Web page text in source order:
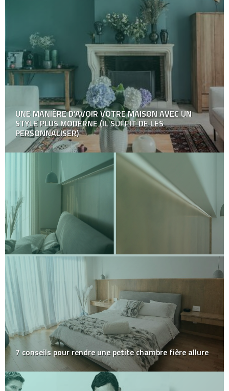
UNE MANIÈRE D’AVOIR VOTRE MAISON AVEC UN
STYLE PLUS MODERNE (IL SUFFIT DE LES
PERSONNALISER)
7 conseils pour rendre une petite chambre fière allure